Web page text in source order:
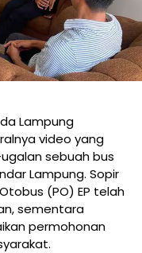
Lampung
video yang
sebuah bus
Lampung. Sopir
(PO) EP telah
sementara
permohonan